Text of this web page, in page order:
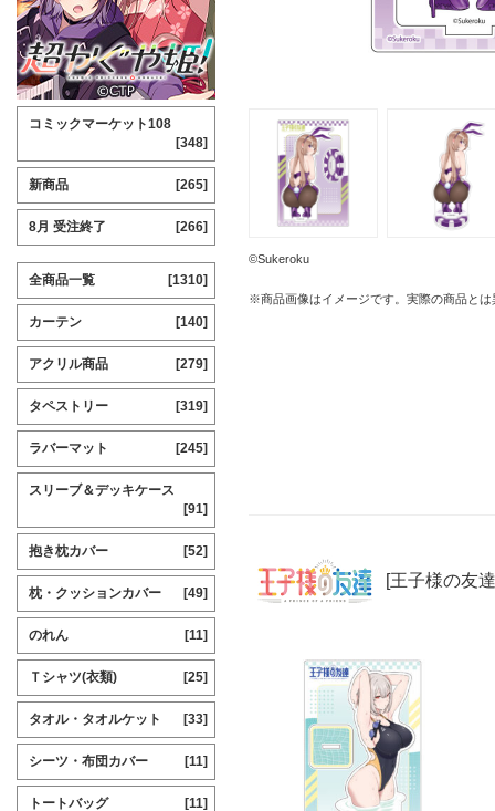
©Sukeroku
※商品画像はイメージです。実際の商品と
[王子様の友
コミックマーケット108
[348]
新商品 [265]
8月 受注終了 [266]
全商品一覧 [1310]
カーテン [140]
アクリル商品 [279]
タペストリー [319]
ラバーマット [245]
スリーブ＆デッキケース
[91]
抱き枕カバー [52]
枕・クッションカバー [49]
のれん [11]
Ｔシャツ(衣類) [25]
タオル・タオルケット [33]
シーツ・布団カバー [11]
トートバッグ [11]